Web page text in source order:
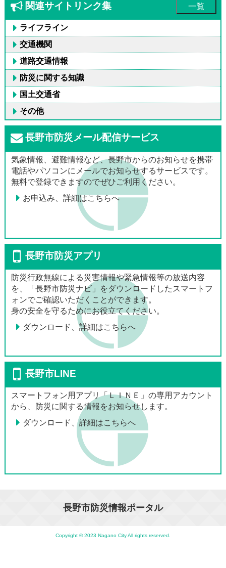
一覧
関連サイトリンク集
ライフライン
交通機関
道路交通情報
防災に関する知識
国土交通省
その他
長野市防災メール配信サービス
気象情報、避難情報など、長野市からのお知らせを携帯
電話やパソコンにメールでお知らせするサービスです。
無料で登録できますのでぜひご利用ください。
お申込み、詳細はこちらへ
長野市防災アプリ
防災行政無線による災害情報や緊急情報等の放送内容
を、「長野市防災ナビ」をダウンロードしたスマートフ
ォンでご確認いただくことができます。
身の安全を守るためにお役立てください。
ダウンロード、詳細はこちらへ
長野市LINE
スマートフォン用アプリ「ＬＩＮＥ」の専用アカウント
から、防災に関する情報をお知らせします。
ダウンロード、詳細はこちらへ
長野市防災情報ポータル
Copyright © 2023 Nagano City All rights reserved.